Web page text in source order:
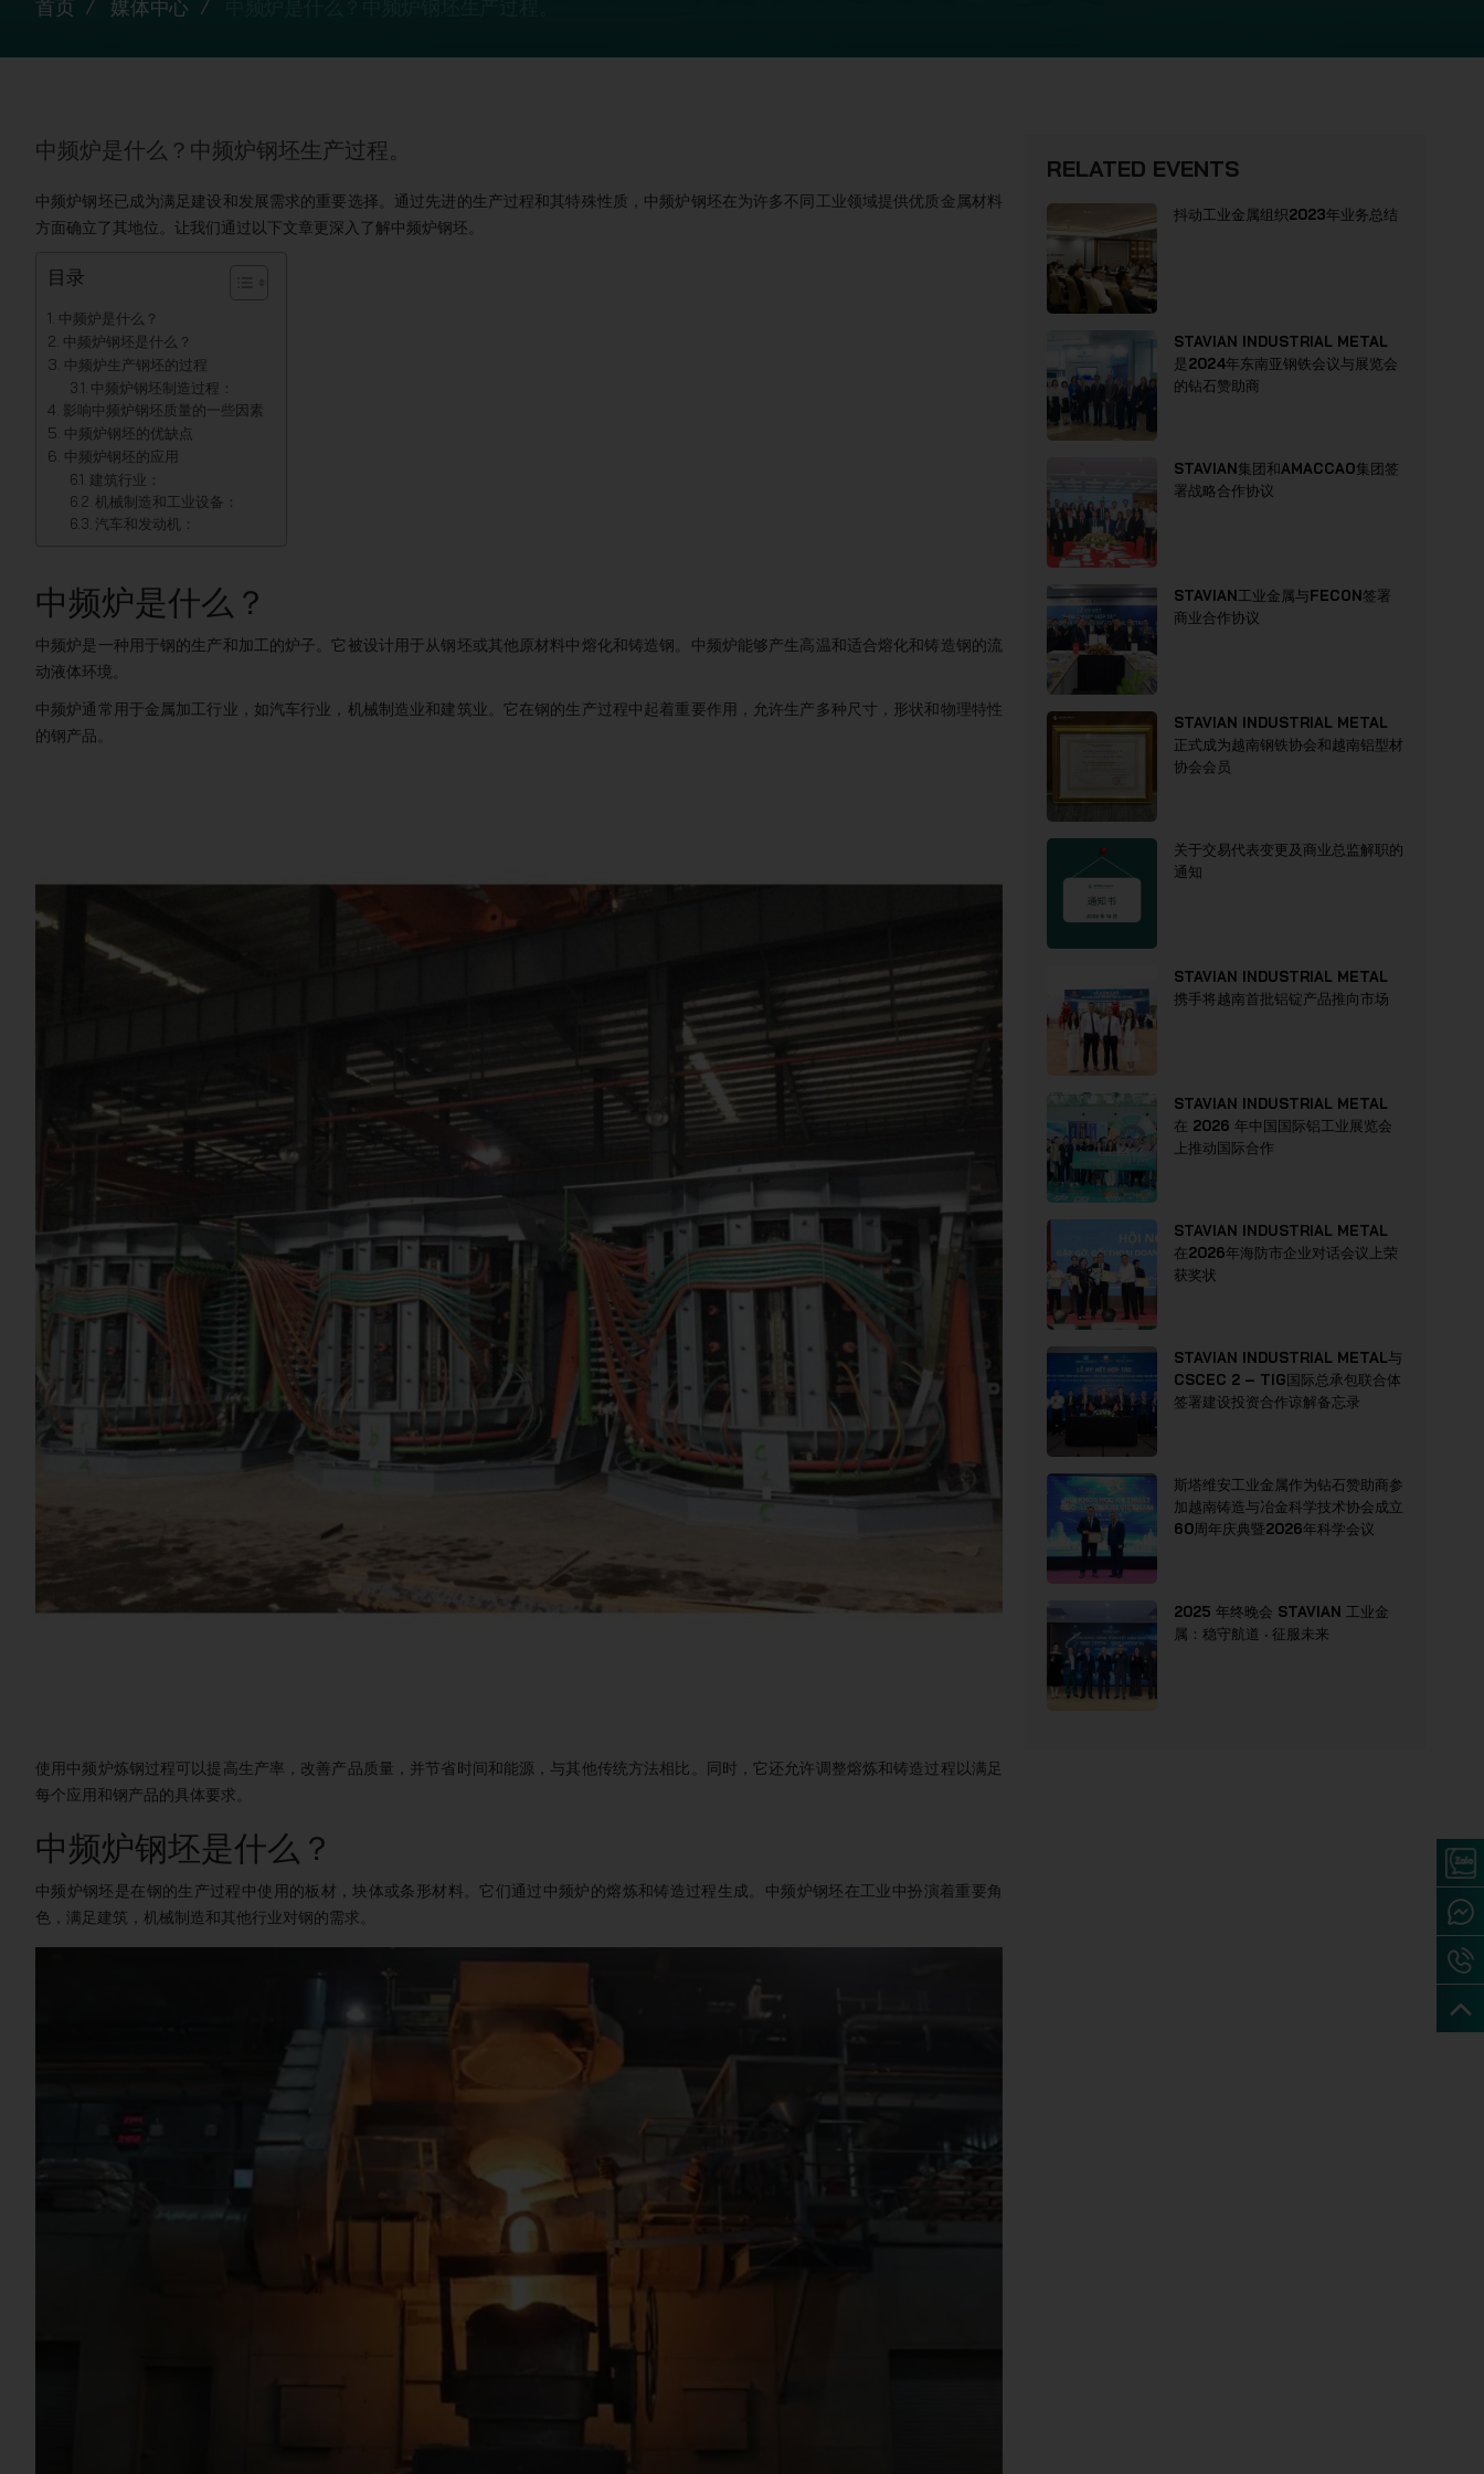
首页 媒体中心
中频炉是什么？中频炉钢坯生产过程。
中频炉钢坯已成为满足建设和发展需求的重要选择。通过先进的生产过程和其特殊性质，中频炉钢坯在为许多不同工业领域提供优质金属材料
方面确立了其地位。让我们通过以下文章更深入了解中频炉钢坯。
目录
中频炉是什么？
中频炉钢坯是什么？
中频炉生产钢坯的过程
中频炉钢坯制造过程：
影响中频炉钢坯质量的一些因素
中频炉钢坯的优缺点
中频炉钢坯的应用
建筑行业：
机械制造和工业设备：
汽车和发动机：
中频炉是什么？
中频炉是一种用于钢的生产和加工的炉子。它被设计用于从钢坯或其他原材料中熔化和铸造钢。中频炉能够产生高温和适合熔化和铸造钢的流
动液体环境。
中频炉通常用于金属加工行业，如汽车行业，机械制造业和建筑业。它在钢的生产过程中起着重要作用，允许生产多种尺寸，形状和物理特性
的钢产品。
使用中频炉炼钢过程可以提高生产率，改善产品质量，并节省时间和能源，与其他传统方法相比。同时，它还允许调整熔炼和铸造过程以满足
每个应用和钢产品的具体要求。
中频炉钢坯是什么？
中频炉钢坯是在钢的生产过程中使用的板材，块体或条形材料。它们通过中频炉的熔炼和铸造过程生成。中频炉钢坯在工业中扮演着重要角
色，满足建筑，机械制造和其他行业对钢的需求。
RELATED EVENTS
抖动工业金属组织2023年业务总结
STAVIAN INDUSTRIAL METAL
是2024年东南亚钢铁会议与展览会
的钻石赞助商
STAVIAN集团和AMACCAO集团签
署战略合作协议
STAVIAN工业金属与FECON签署
商业合作协议
STAVIAN INDUSTRIAL METAL
正式成为越南钢铁协会和越南铝型材
协会会员
关于交易代表变更及商业总监解职的
通知
STAVIAN INDUSTRIAL METAL
携手将越南首批铝锭产品推向市场
STAVIAN INDUSTRIAL METAL
在 2026 年中国国际铝工业展览会
上推动国际合作
STAVIAN INDUSTRIAL METAL
在2026年海防市企业对话会议上荣
获奖状
STAVIAN INDUSTRIAL METAL与
CSCEC 2 – TIG国际总承包联合体
签署建设投资合作谅解备忘录
斯塔维安工业金属作为钻石赞助商参
加越南铸造与冶金科学技术协会成立
60周年庆典暨2026年科学会议
2025 年终晚会 STAVIAN 工业金
属：稳守航道 · 征服未来